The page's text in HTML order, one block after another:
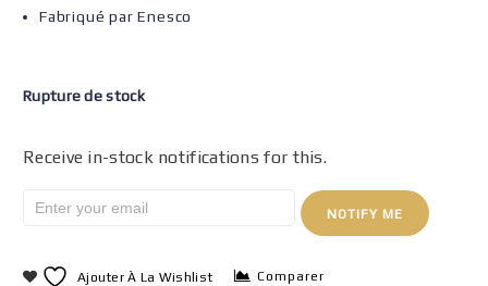
Fabriqué par Enesco
Rupture de stock
Receive in-stock notifications for this.
NOTIFY ME
Ajouter À La Wishlist Comparer